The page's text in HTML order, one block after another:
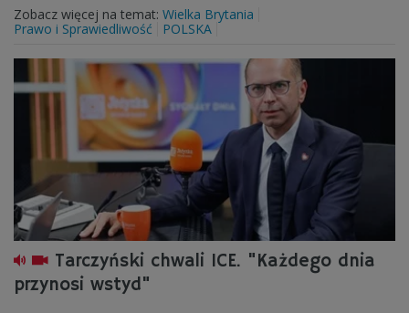
Zobacz więcej na temat: Wielka Brytania
Prawo i Sprawiedliwość
POLSKA
Tarczyński chwali ICE. "Każdego dnia
przynosi wstyd"